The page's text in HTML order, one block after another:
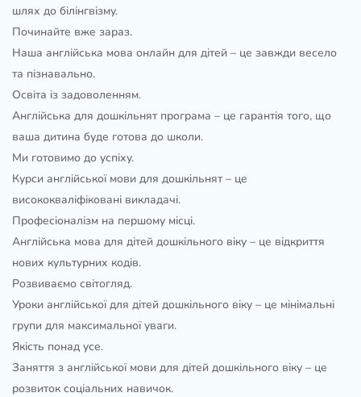
шлях до білінгвізму.
Починайте вже зараз.
Наша англійська мова онлайн для дітей – це завжди весело
та пізнавально.
Освіта із задоволенням.
Англійська для дошкільнят програма – це гарантія того, що
ваша дитина буде готова до школи.
Ми готовимо до успіху.
Курси англійської мови для дошкільнят – це
висококваліфіковані викладачі.
Професіоналізм на першому місці.
Англійська мова для дітей дошкільного віку – це відкриття
нових культурних кодів.
Розвиваємо світогляд.
Уроки англійської для дітей дошкільного віку – це мінімальні
групи для максимальної уваги.
Якість понад усе.
Заняття з англійської мови для дітей дошкільного віку – це
розвиток соціальних навичок.